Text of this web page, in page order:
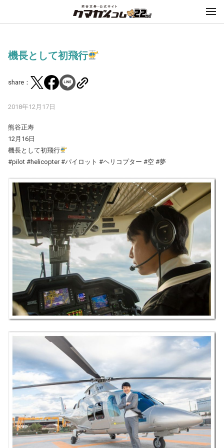
機長として初飛行
share：
2018年12月17日
熊谷正寿
12月16日
機長として初飛行
#pilot #helicopter #パイロット #ヘリコプター #空 #夢